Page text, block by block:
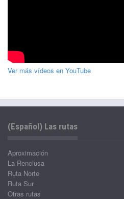
Ver más vídeos en YouTube
(Español) Las rutas
Aproximación
La Renclusa
Ruta Norte
Ruta Sur
Otras rutas